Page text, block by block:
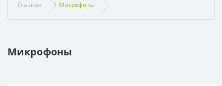
Главная Микрофоны
Микрофоны